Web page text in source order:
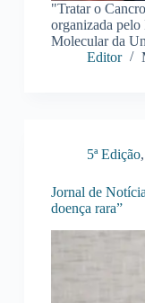
"Tratar o
organizada
Molecular da
Editor
5ª Edição,
Jornal de
doença rara”